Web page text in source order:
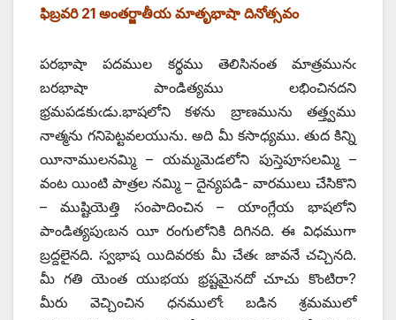
ఫిబ్రవరి 21 అంతర్జాతీయ మాతృభాషా దినోత్సవం
పరభాషా పదముల కర్థము తెలిసినంత మాత్రమునఁ
బరభాషా పాండిత్యము లభించినదని
భ్రమపడకుఁడు.భాషలోని కళను బ్రాణమును తత్త్వము
నాత్మను గనిపెట్టవలయును. అది మీ కసాధ్యము. తుద కిన్ని
యీనాములనమ్మి – యమ్మమెడలోని పుస్తెపూసలమ్మి –
వంట యింటి పాత్రల నమ్మి – దైన్యపడి- వారములు చేసికొని
– ముష్టియెత్తి సంపాదించిన – యాంగ్లేయ భాషలోని
పాండిత్యపుఁబన యీ రంగులోనికి దిగినది. ఈ విధముగా
బ్రద్దలైనది. స్వభాష యిదివరకు మీ చేతఁ జావనే చచ్చినది.
మీ గతి యెంత యుభయ భ్రష్టమైనదో చూచు కొంటిరా?
మీరు వెచ్చించిన ధనములోఁ బడిన శ్రమములో